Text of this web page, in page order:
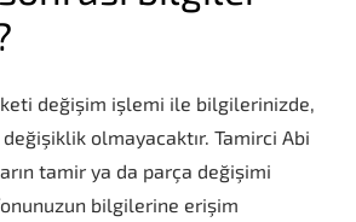
değişim işlemi ile bilgilerinizde,
değişiklik olmayacaktır. Tamirci Abi
tamir ya da parça değişimi
bilgilerine erişim